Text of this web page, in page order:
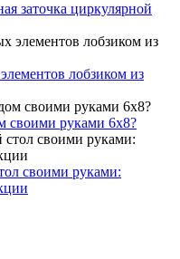
заточка циркулярной
лобзиком из
своими руками 6х8?
своими руками: